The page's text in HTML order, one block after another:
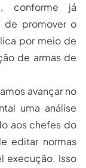
conforme já
de promover o
por meio de
de armas de
avançar no
uma análise
aos chefes do
editar normas
execução. Isso